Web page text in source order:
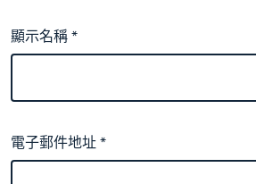
顯示名稱*
電子郵件地址*